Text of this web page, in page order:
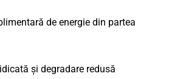
de energie din partea
și degradare redusă